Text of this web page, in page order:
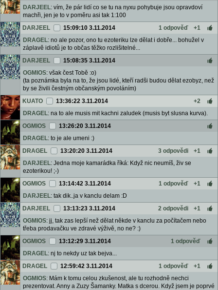
DARJEEL: vím, že pár lidí co se tu na nyxu pohybuje jsou opravdoví
machři, jen je to v poměru asi tak 1:100
DARJEEL
15:09:10 3.11.2014 1 odpověď
+1
DRAGEL: no ale pozor, ono tu ezoteriku lze dělat i dobře... bohužel v
záplavě idiotů je to občas těžko rozlišitelné...
DARJEEL
15:08:35 3.11.2014
OGMIOS: však čest Tobě :o)
(ta poznámka byla na to, že jsou lidé, kteří radši budou dělat ezobyz, než
by se živili čestným občanským povoláním)
KUATO
13:36:22 3.11.2014
+2
DRAGEL: na to ale musis mit kachni zaludek (musis byt slusna kurva).
OGMIOS
13:26:20 3.11.2014
DRAGEL: to je ale umeni :)
DRAGEL
13:20:20 3.11.2014 3 odpovědi
+1
DARJEEL: Jedna moje kamarádka říká: Když nic neumíš, živ se
ezoterikou! ;-)
OGMIOS
13:14:42 3.11.2014 1 odpověď
+1
DARJEEL: tak dik..ja v kanclu delam :D
DARJEEL
13:13:23 3.11.2014 2 odpovědi
+1
OGMIOS: jj, tak zas lepší než dělat někde v kanclu za počítačem nebo
třeba prodavačku ve zdravé výživě, no ne? :)
OGMIOS
13:12:29 3.11.2014
1 odpověď
DRAGEL: nj to nekdy uz tak bejva...
DRAGEL
12:59:42 3.11.2014 1 odpověď
+1
OGMIOS: Mám k tomu celou zkušenost, ale tu rozhodně nechci
prezentovat. Anny a Zuzy Šamanky. Matka s dcerou. Když jsem je poprvé